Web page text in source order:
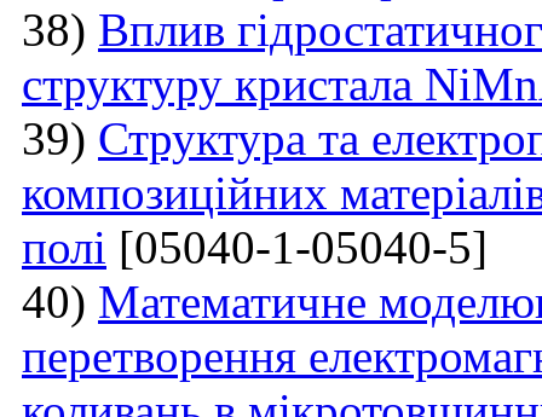
38) Вплив
структуру кристала
39) Структура та
композиційних
полі [05040-1-05040-5]
40) Математичне
перетворення